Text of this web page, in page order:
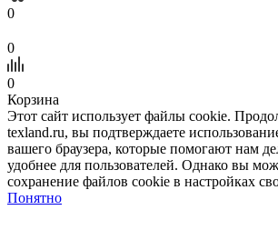
0
0
0
Корзина
Этот сайт использует файлы cookie.
texland.ru, вы подтверждаете
вашего браузера, которые помогают нам
удобнее для пользователей. Однако вы
сохранение файлов cookie в настройках
Понятно